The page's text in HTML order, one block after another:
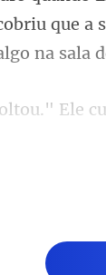
que a